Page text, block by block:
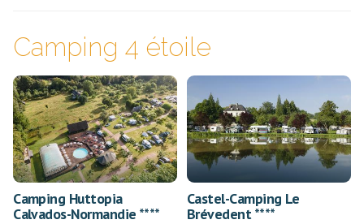
Camping 4 étoile
Camping Huttopia
Calvados-Normandie ****
Castel-Camping Le
Brévedent ****